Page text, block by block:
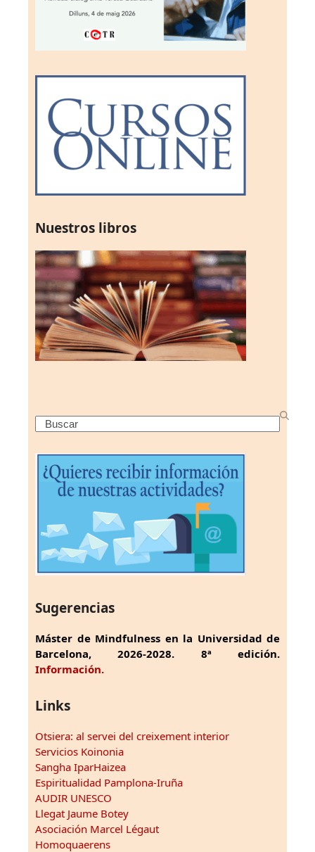
Nuestros libros
Search
Sugerencias
Máster de Mindfulness en la Universidad de
Barcelona, 2026-2028. 8ª edición.
Información.
Links
Otsiera: al servei del creixement interior
Servicios Koinonia
Sangha IparHaizea
Espiritualidad Pamplona-Iruña
AUDIR UNESCO
Llegat Jaume Botey
Asociación Marcel Légaut
Homoquaerens